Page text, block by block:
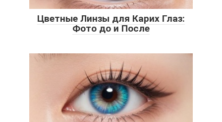
Цветные Линзы для Карих Глаз:
Фото до и После